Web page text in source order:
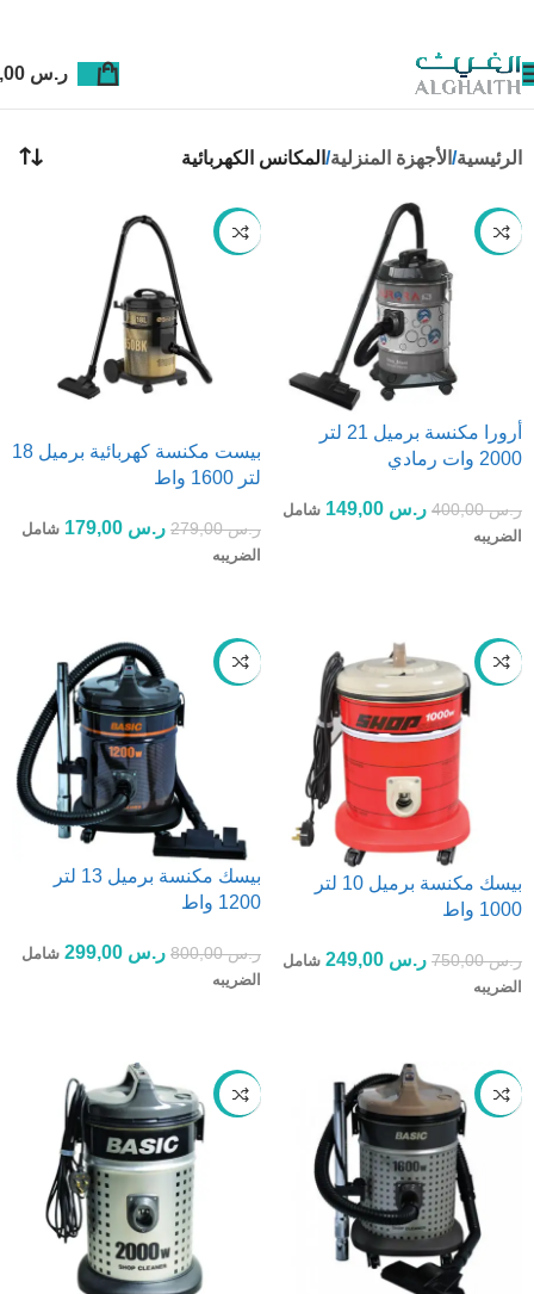
ر.س
الرئيسية الأجهزة المنزلية المكانس الكهربائية
-63%
أرورا مكنسة برميل 21 لتر
2000 وات رمادي
ر.س400,00 ر.س
شامل
الضريبه
-36%
بيست مكنسة كهربائية برميل 18
لتر 1600 واط
ر.س279,00 ر.س
شامل
الضريبه
-67%
بيسك مكنسة برميل 10 لتر
1000 واط
ر.س750,00 ر.س
شامل
الضريبه
-63%
بيسك مكنسة برميل 13 لتر
1200 واط
ر.س800,00 ر.س
شامل
الضريبه
-59%
-56%